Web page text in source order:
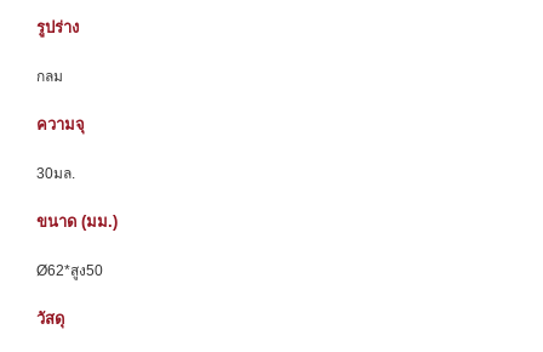
รูปร่าง
กลม
ความจุ
30มล.
ขนาด (มม.)
Ø62*สูง50
วัสดุ